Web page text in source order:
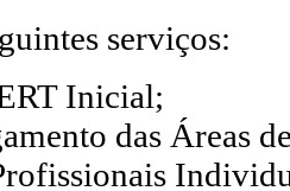
serviços:
Inicial;
das Áreas